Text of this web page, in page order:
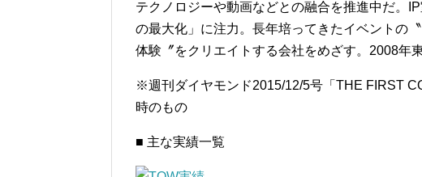
テクノロジーや動画などとの融合を推進中だ。
の最大化」に注力。長年培ってきたイベントの
体験〞をクリエイトする会社をめざす。2008年
※週刊ダイヤモンド2015/12/5号「THE FIRST
時のもの
■ 主な実績一覧